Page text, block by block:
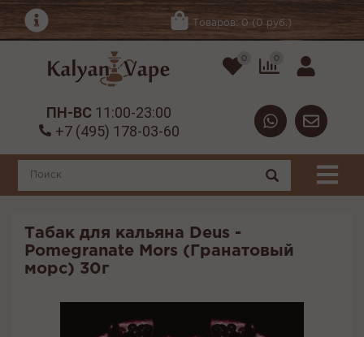
Товаров: 0 (0 руб.)
0 0
ПН-ВС 11:00-23:00
+7 (495) 178-03-60
Табак для кальяна Deus -
Pomegranate Mors (Гранатовый
морс) 30г